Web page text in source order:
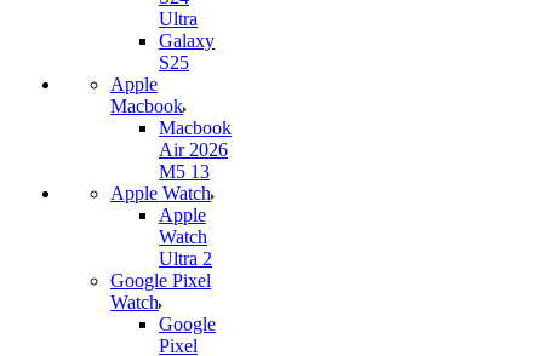
Ultra
Galaxy
S25
Apple
Macbook
Macbook
Air 2026
M5 13
Apple Watch
Apple
Watch
Ultra 2
Google Pixel
Watch
Google
Pixel